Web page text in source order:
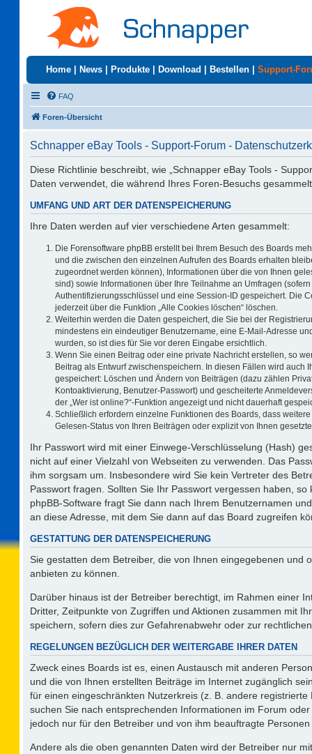
Home News Produkte Download Bestellen Support-
FAQ
Foren-Übersicht
Schnapper eBay Tools - Support-Forum -
Diese Richtlinie beschreibt, wie „Schnapper eBay Tools -
Daten verwendet, die während Ihres Foren-Besuchs
UMFANG UND ART DER DATENSPEICHERUNG
Ihre Daten werden auf vier verschiedene Arten gesammelt:
Die Forensoftware phpBB erstellt bei Ihrem Besuch des Boards
und die zwischen den einzelnen Aufrufen des Boards erhalten
zugeordnet werden können), Informationen über die von Ihnen
sind) sowie Informationen über Ihre Teilnahme an Umfragen
Authentifizierungsschlüssel und eine Session-ID gespeichert. Die
jederzeit über die Funktion „Alle Cookies löschen“ löschen.
Weiterhin werden die Daten gespeichert, die Sie bei der
mindestens ein eindeutiger Benutzername, eine E-Mail-Adresse
wurden, so ist dies für Sie vor deren Eingabe ersichtlich.
Wenn Sie einen Beitrag oder eine private Nachricht erstellen, so
Beitrag als Entwurf zwischenspeichern. In diesen Fällen wird
gespeichert: Löschen und Ändern von Beiträgen (dazu zählen
Kontoaktivierung, Benutzer-Passwort) und gescheiterte
der „Wer ist online?“-Funktion angezeigt und nicht dauerhaft
Schließlich erfordern einzelne Funktionen des Boards, dass
Gelesen-Status von Ihren Beiträgen oder explizit von Ihnen
Ihr Passwort wird mit einer Einwege-Verschlüsselung (Hash)
nicht auf einer Vielzahl von Webseiten zu verwenden. Das
ihm sorgsam um. Insbesondere wird Sie kein Vertreter des
Passwort fragen. Sollten Sie Ihr Passwort vergessen haben,
phpBB-Software fragt Sie dann nach Ihrem Benutzernamen
an diese Adresse, mit dem Sie dann auf das Board zugreifen
GESTATTUNG DER DATENSPEICHERUNG
Sie gestatten dem Betreiber, die von Ihnen eingegebenen
anbieten zu können.
Darüber hinaus ist der Betreiber berechtigt, im Rahmen einer
Dritter, Zeitpunkte von Zugriffen und Aktionen zusammen mit
speichern, sofern dies zur Gefahrenabwehr oder zur
REGELUNGEN BEZÜGLICH DER WEITERGABE IHRER DATEN
Zweck eines Boards ist es, einen Austausch mit anderen
und die von Ihnen erstellten Beiträge im Internet zugänglich
für einen eingeschränkten Nutzerkreis (z. B. andere
suchen Sie nach entsprechenden Informationen im Forum
jedoch nur für den Betreiber und von ihm beauftragte
Andere als die oben genannten Daten wird der Betreiber nur